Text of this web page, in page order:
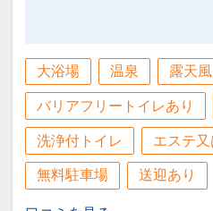
大浴場 温泉 露天
バリアフリートイレあり
洗浄付トイレ エステ
無料駐車場 送迎あり